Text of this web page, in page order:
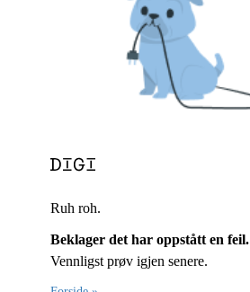
Ruh roh.
Beklager det har oppstått en feil.
Vennligst prøv igjen senere.